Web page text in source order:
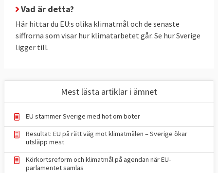
Utsläppsminskningar genom handel med
utsläppsrätter (ETS) är gemensamma för
EU, här finns inga nationella mål för
LULUCF-målet. Sverige har bundit sig att
halvera sina nationella utsläpp till 2030 (ESR)
och öka upptaget av växthusgaser i skog
och mark (LULUCF).
TABELL 1.
Klimat och
Läge i EU
2024
Mål 2030
Vad är detta?
Här hittar du EU:s olika klimatmål och de senaste
siffrorna som visar hur klimatarbetet går. Se hur Sverige
ligger till.
Mest lästa artiklar i ämnet
EU stämmer Sverige med hot om böter
Resultat: EU på rätt väg mot klimatmålen – Sverige ökar
utsläpp mest
Körkortsreform och klimatmål på agendan när EU-
parlamentet samlas